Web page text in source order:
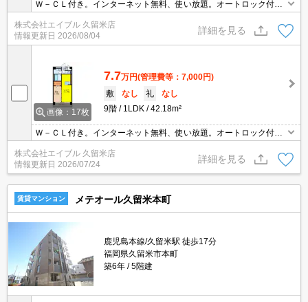
Ｗ－ＣＬ付き。インターネット無料、使い放題。オートロック付き
株式会社エイブル 久留米店
情報更新日 2026/08/04
詳細を見る
画像：17枚
7.7万円(管理費等：7,000円)
敷
なし 礼
なし
9階
1LDK 42.18m²
Ｗ－ＣＬ付き。インターネット無料、使い放題。オートロック付き
株式会社エイブル 久留米店
情報更新日 2026/07/24
詳細を見る
賃貸マンション メテオール久留米本町
鹿児島本線/久留米駅 徒歩17分
福岡県久留米市本町
築6年
5階建